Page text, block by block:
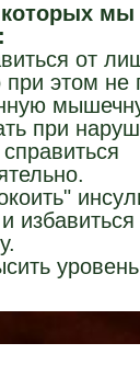
мы
от
этом не
при
избавиться